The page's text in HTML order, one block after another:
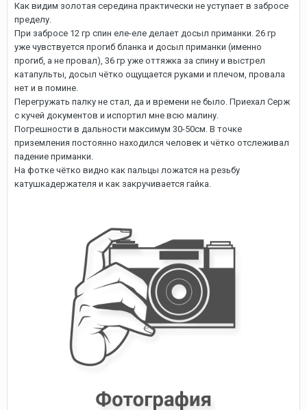
Как видим золотая середина практически не уступает в забросе
пределу.
При забросе 12 гр спин еле-еле делает досыл приманки. 26 гр
уже чувствуется прогиб бланка и досыл приманки (именно
прогиб, а не провал), 36 гр уже оттяжка за спину и выстрел
катапульты, досыл чётко ощущается руками и плечом, провала
нет и в помине.
Перегружать палку не стал, да и времени не было. Приехал Серж
с кучей документов и испортил мне всю малину.
Погрешности в дальности максимум 30-50см. В точке
приземления постоянно находился человек и чётко отслеживал
падение приманки.
На фотке чётко видно как пальцы ложатся на резьбу
катушкадержателя и как закручивается гайка.